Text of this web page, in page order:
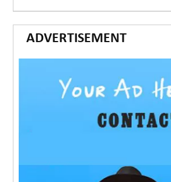
ADVERTISEMENT